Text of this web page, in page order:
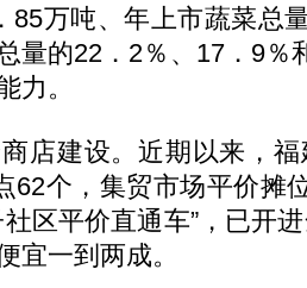
85万吨、年上市蔬菜总
量的22．2％、17．9％
力。
建设。近期以来，福
62个，集贸市场平价摊
区平价直通车”，已开
宜一到两成。